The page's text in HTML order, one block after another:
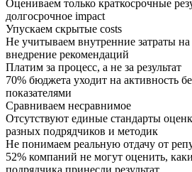
Оцениваем только краткосрочные
долгосрочное impact
Упускаем скрытые costs
Не учитываем внутренние затраты
внедрение рекомендаций
Платим за процесс, а не за результат
70% бюджета уходит на активность
показателями
Сравниваем несравнимое
Отсутствуют единые стандарты
разных подрядчиков и методик
Не понимаем реальную отдачу от
52% компаний не могут оценить,